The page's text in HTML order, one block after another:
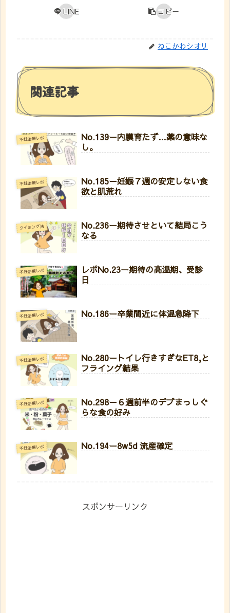
LINE
コピー
ねこかわシオリ
関連記事
不妊治療レポ
No.139ー内膜育たず…薬の意味な
し。
不妊治療レポ
No.185ー妊娠７週の安定しない食
欲と肌荒れ
タイミング法
No.236ー期待させといて結局こう
なる
不妊治療レポ
レポNo.23ー期待の高温期、受診
日
不妊治療レポ No.186ー卒業間近に体温急降下
不妊治療レポ
No.280ートイレ行きすぎなET8,と
フライング結果
不妊治療レポ
No.298ー６週前半のデブまっしぐ
らな食の好み
不妊治療レポ No.194ー8w5d 流産確定
スポンサーリンク